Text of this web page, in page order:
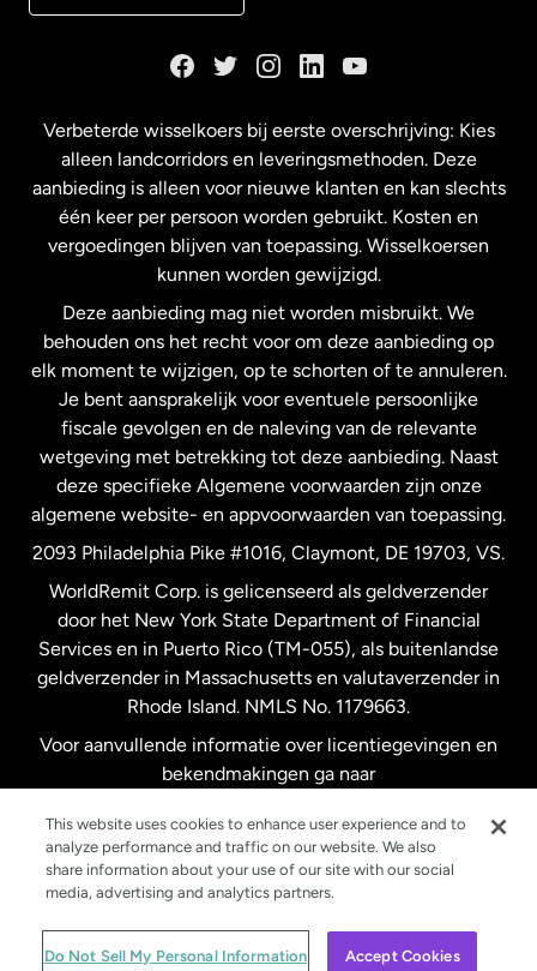
Maleisië
Nederland
Nieuw-Zeeland
Spanje
Verenigd Koninkrijk
Verenigde Staten English
Verenigde Staten Español
Zweden
Verbeterde wisselkoers bij eerste overschrijving: Kies
alleen landcorridors en leveringsmethoden. Deze
aanbieding is alleen voor nieuwe klanten en kan slechts
één keer per persoon worden gebruikt. Kosten en
vergoedingen blijven van toepassing. Wisselkoersen
kunnen worden gewijzigd.
Deze aanbieding mag niet worden misbruikt. We
behouden ons het recht voor om deze aanbieding op
elk moment te wijzigen, op te schorten of te annuleren.
Je bent aansprakelijk voor eventuele persoonlijke
fiscale gevolgen en de naleving van de relevante
wetgeving met betrekking tot deze aanbieding. Naast
deze specifieke Algemene voorwaarden zijn onze
algemene website- en appvoorwaarden van toepassing.
2093 Philadelphia Pike #1016, Claymont, DE 19703, VS.
WorldRemit Corp. is gelicenseerd als geldverzender
door het New York State Department of Financial
Services en in Puerto Rico (TM-055), als buitenlandse
geldverzender in Massachusetts en valutaverzender in
Rhode Island. NMLS No. 1179663.
Voor aanvullende informatie over licentiegevingen en
bekendmakingen ga naar
© WorldRemit 2024
This website uses cookies to enhance user experience and to
analyze performance and traffic on our website. We also
share information about your use of our site with our social
media, advertising and analytics partners.
Do Not Sell My Personal Information Accept Cookies